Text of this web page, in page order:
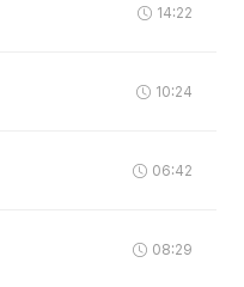
14:22
10:24
06:42
08:29